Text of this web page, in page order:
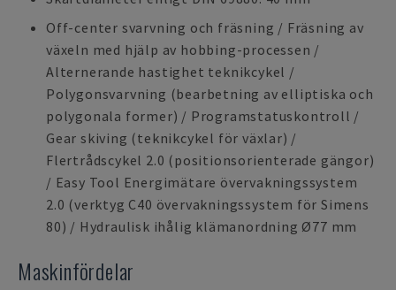
Off-center svarvning och fräsning / Fräsning av
växeln med hjälp av hobbing-processen /
Alternerande hastighet teknikcykel /
Polygonsvarvning (bearbetning av elliptiska och
polygonala former) / Programstatuskontroll /
Gear skiving (teknikcykel för växlar) /
Flertrådscykel 2.0 (positionsorienterade gängor)
/ Easy Tool Energimätare övervakningssystem
2.0 (verktyg C40 övervakningssystem för Simens
80) / Hydraulisk ihålig klämanordning Ø77 mm
Maskinfördelar